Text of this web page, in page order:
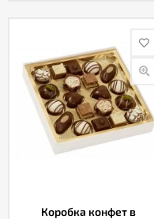
Коробка конфет в